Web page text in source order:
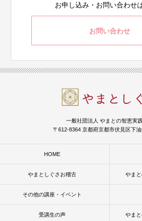
お申し込み・お問い合わせ
お問い合わせ
一般社団法人 やまとの智恵実
〒612-8364 京都府京都市伏見区下
HOME
やまとしぐさお稽古 やま
その他の講座・イベント
受講生の声 やま